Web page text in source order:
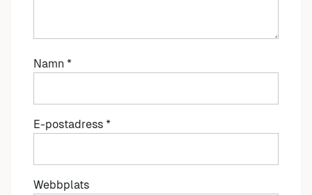
Namn *
E-postadress *
Webbplats